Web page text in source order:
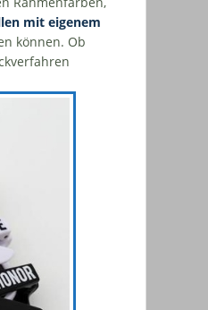
mit eigenem
können. Ob